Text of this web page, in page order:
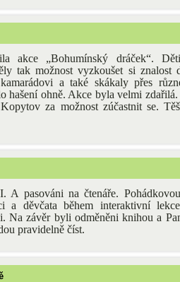
akce „Bohumínský dráček“.
tak možnost vyzkoušet si znalost
a také skákaly přes
hašení ohně. Akce byla velmi
za možnost zúčastnit se.
pasováni na čtenáře.
a děvčata během interaktivní
Na závěr byli odměněni knihou a
pravidelně číst.